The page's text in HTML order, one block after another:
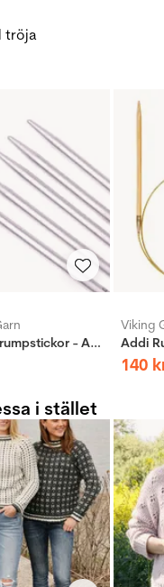
tröja
Addi Strumpstickor - Aluminium
Viking
140
i stället